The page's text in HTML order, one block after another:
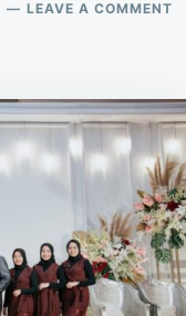
LEAVE A COMMENT